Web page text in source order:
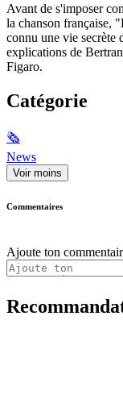
Avant de s'imposer
la chanson française,
connu une vie secrète
explications de
Figaro.
Catégorie
🗞
News
Voir moins
Commentaires
Ajoute ton